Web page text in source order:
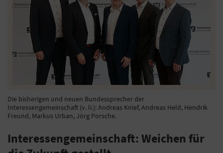
Die bisherigen und neuen Bundessprecher der
Interessengemeinschaft (v. li.): Andreas Knief, Andreas Held, Hendrik
Freund, Markus Urban, Jörg Porsche.
Interessengemeinschaft: Weichen für